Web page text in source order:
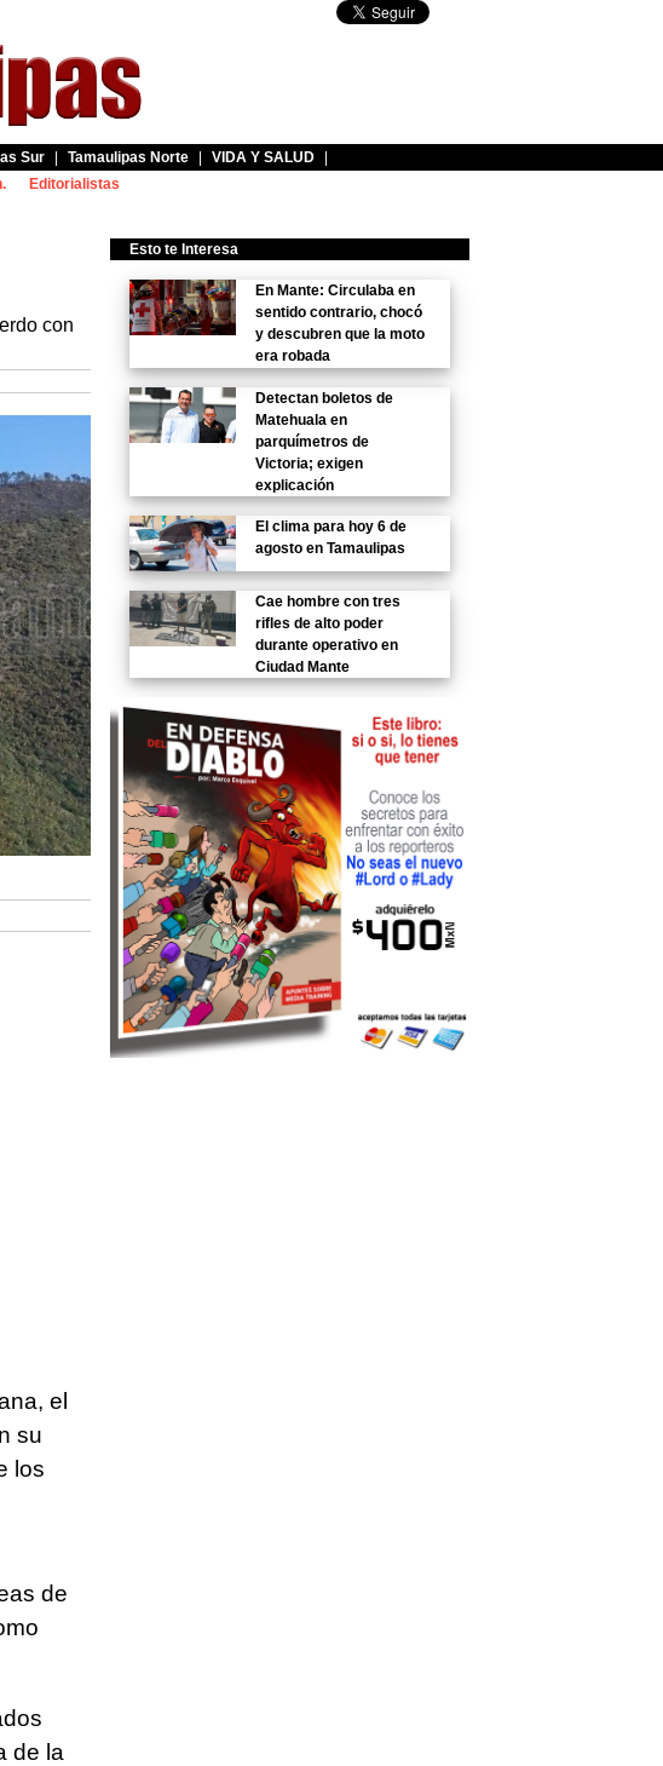
Sur Tamaulipas Norte VIDA Y SALUD
Editorialistas
con
el
su
los
de
de la
Esto te Interesa
En Mante: Circulaba en
sentido contrario, chocó
y descubren que la moto
era robada
Detectan boletos de
Matehuala en
parquímetros de
Victoria; exigen
explicación
El clima para hoy 6 de
agosto en Tamaulipas
Cae hombre con tres
rifles de alto poder
durante operativo en
Ciudad Mante